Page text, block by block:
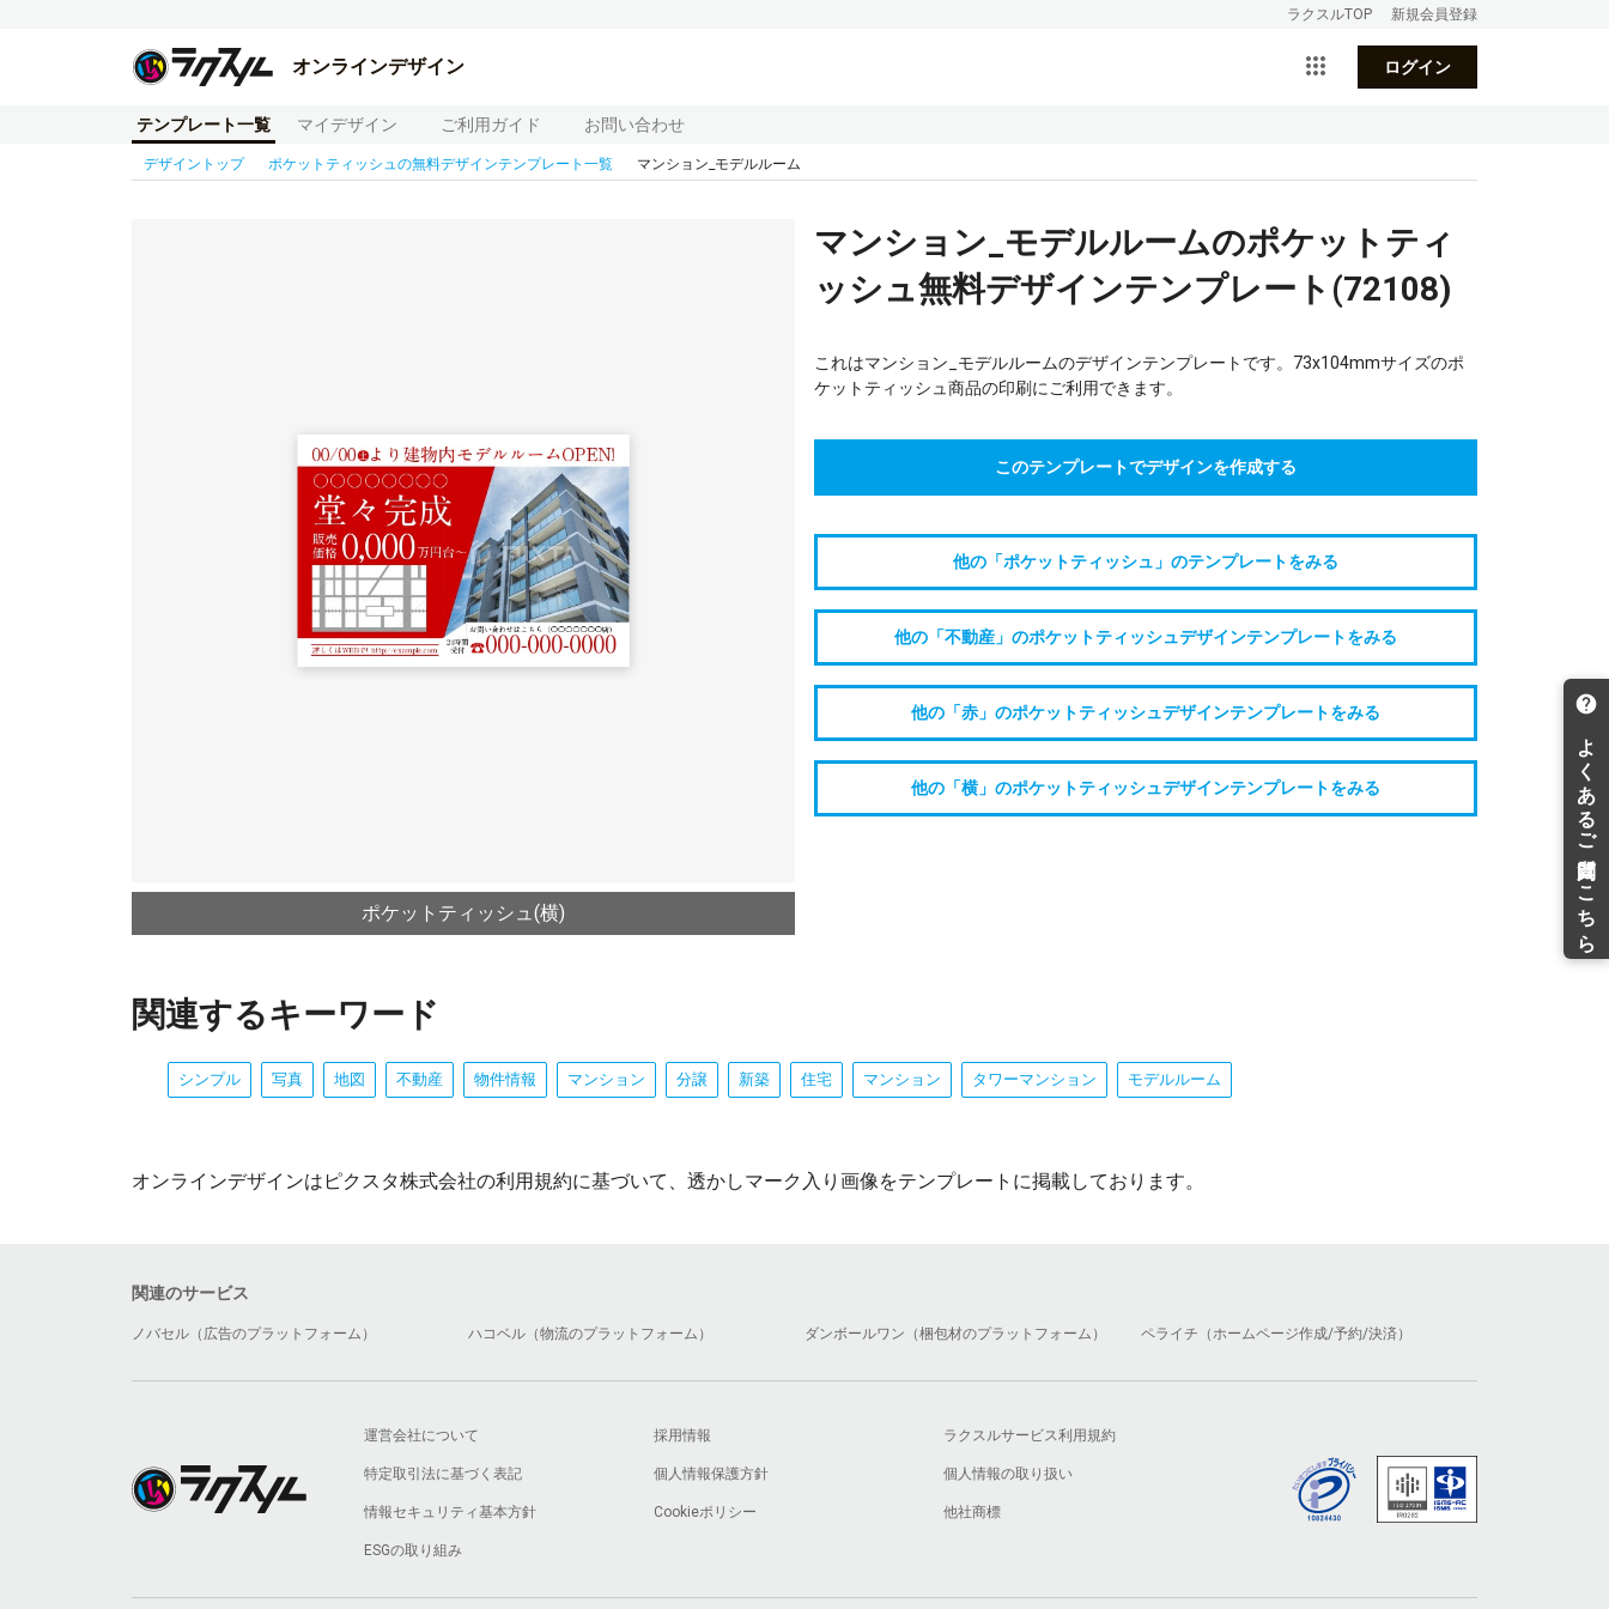
ラクスルTOP 新規会員登録
オンラインデザイン ログイン
テンプレート一覧 マイデザイン ご利用ガイド お問い合わせ
デザイントップ ポケットティッシュの無料デザインテンプレート一覧 マンション_モデルルーム
ポケットティッシュ(横)
マンション_モデルルームのポケットティ
ッシュ無料デザインテンプレート(72108)
これはマンション_モデルルームのデザインテンプレートです。73x104mmサイズのポ
ケットティッシュ商品の印刷にご利用できます。
このテンプレートでデザインを作成する
他の「ポケットティッシュ」のテンプレートをみる
他の「不動産」のポケットティッシュデザインテンプレートをみる
他の「赤」のポケットティッシュデザインテンプレートをみる
他の「横」のポケットティッシュデザインテンプレートをみる
関連するキーワード
シンプル 写真 地図 不動産 物件情報 マンション 分譲 新築 住宅 マンション タワーマンション モデルルーム
オンラインデザインはピクスタ株式会社の利用規約に基づいて、透かしマーク入り画像をテンプレートに掲載しております。
関連のサービス
ノバセル（広告のプラットフォーム） ハコベル（物流のプラットフォーム） ダンボールワン（梱包材のプラットフォーム） ペライチ（ホームページ作成/予約/決済）
運営会社について 採用情報 ラクスルサービス利用規約
特定取引法に基づく表記 個人情報保護方針 個人情報の取り扱い
情報セキュリティ基本方針 Cookieポリシー 他社商標
ESGの取り組み